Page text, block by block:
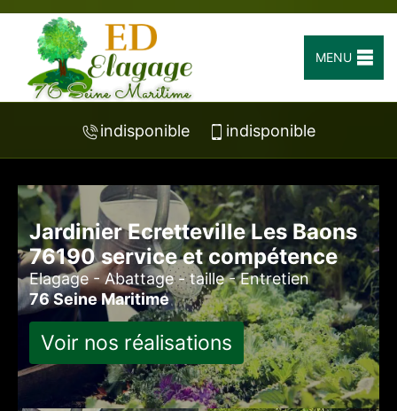
MENU
indisponible indisponible
Jardinier Ecretteville Les Baons
76190 service et compétence
Elagage - Abattage - taille - Entretien
76 Seine Maritime
Voir nos réalisations